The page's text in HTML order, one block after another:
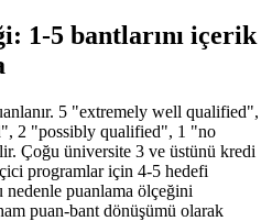
1-5 bantlarını içerik
5 "extremely well qualified",
2 "possibly qualified", 1 "no
Çoğu üniversite 3 ve üstünü kredi
programlar için 4-5 hedefi
nedenle puanlama ölçeğini
puan-bant dönüşümü olarak